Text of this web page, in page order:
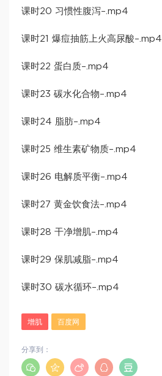
​课时20 习惯性腹泻​–.mp4
​课时21 爆痘抽筋上火高尿酸​–.mp4
​课时22 蛋白质​–.mp4
​课时23 碳水化合物​–.mp4
​课时24 脂肪​–.mp4
​课时25 维生素矿物质​–.mp4
​课时26 电解质平衡​–.mp4
​课时27 黄金饮食法​–.mp4
​课时28 干净增肌​–.mp4
​课时29 保肌减脂​–.mp4
​课时30 碳水循环​–.mp4
增肌 百度网
分享到：